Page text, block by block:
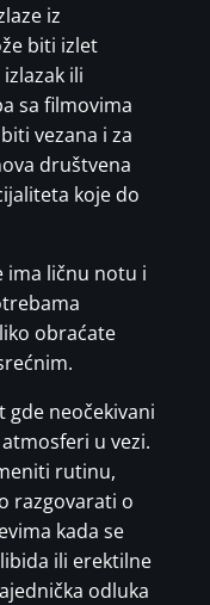
iz
biti izlet
ili
sa filmovima
vezana i za
društvena
koje do
ima ličnu notu i
obraćate
gde neočekivani
u vezi.
rutinu,
razgovarati o
kada se
ili erektilne
odluka